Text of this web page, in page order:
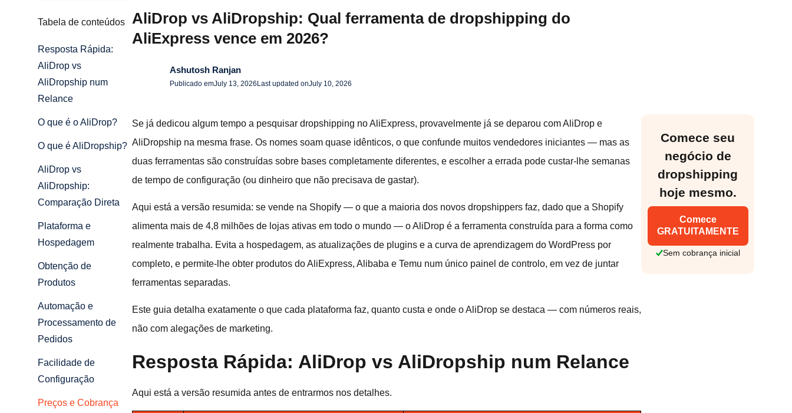
Tabela de conteúdos
Resposta Rápida:
AliDrop vs
AliDropship num
Relance
O que é o AliDrop?
O que é AliDropship?
AliDrop vs
AliDropship:
Comparação Direta
Plataforma e
Hospedagem
Obtenção de
Produtos
Automação e
Processamento de
Pedidos
Facilidade de
Configuração
Preços e Cobrança
AliDrop vs AliDropship: Qual ferramenta de dropshipping do
AliExpress vence em 2026?
Ashutosh Ranjan
Publicado emJuly 13, 2026 Last updated onJuly 10, 2026
Se já dedicou algum tempo a pesquisar dropshipping no AliExpress, provavelmente já se deparou com AliDrop e
AliDropship na mesma frase. Os nomes soam quase idênticos, o que confunde muitos vendedores iniciantes — mas as
duas ferramentas são construídas sobre bases completamente diferentes, e escolher a errada pode custar-lhe semanas
de tempo de configuração (ou dinheiro que não precisava de gastar).
Aqui está a versão resumida: se vende na Shopify — o que a maioria dos novos dropshippers faz, dado que a Shopify
alimenta mais de 4,8 milhões de lojas ativas em todo o mundo — o AliDrop é a ferramenta construída para a forma como
realmente trabalha. Evita a hospedagem, as atualizações de plugins e a curva de aprendizagem do WordPress por
completo, e permite-lhe obter produtos do AliExpress, Alibaba e Temu num único painel de controlo, em vez de juntar
ferramentas separadas.
Este guia detalha exatamente o que cada plataforma faz, quanto custa e onde o AliDrop se destaca — com números reais,
não com alegações de marketing.
Resposta Rápida: AliDrop vs AliDropship num Relance
Aqui está a versão resumida antes de entrarmos nos detalhes.
Comece seu
negócio de
dropshipping
hoje mesmo.
Comece
GRATUITAMENTE
Sem cobrança inicial